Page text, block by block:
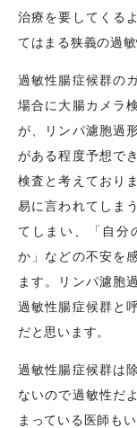
治療を要してくる
てはまる狭義の過
過敏性腸症候群の
場合に大腸カメラ
が、リンパ濾胞過
がある程度予想で
検査と考えており
易に言われてしま
てしまい、「自分
か」などの不安を
ます。リンパ濾胞
過敏性腸症候群と
だと思います。
過敏性腸症候群は
ないので過敏性だ
まっている医師もい